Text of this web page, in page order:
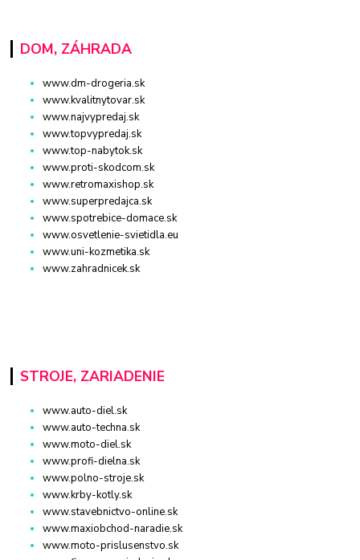
DOM, ZÁHRADA
www.dm-drogeria.sk
www.kvalitnytovar.sk
www.najvypredaj.sk
www.topvypredaj.sk
www.top-nabytok.sk
www.proti-skodcom.sk
www.retromaxishop.sk
www.superpredajca.sk
www.spotrebice-domace.sk
www.osvetlenie-svietidla.eu
www.uni-kozmetika.sk
www.zahradnicek.sk
STROJE, ZARIADENIE
www.auto-diel.sk
www.auto-techna.sk
www.moto-diel.sk
www.profi-dielna.sk
www.polno-stroje.sk
www.krby-kotly.sk
www.stavebnictvo-online.sk
www.maxiobchod-naradie.sk
www.moto-prislusenstvo.sk